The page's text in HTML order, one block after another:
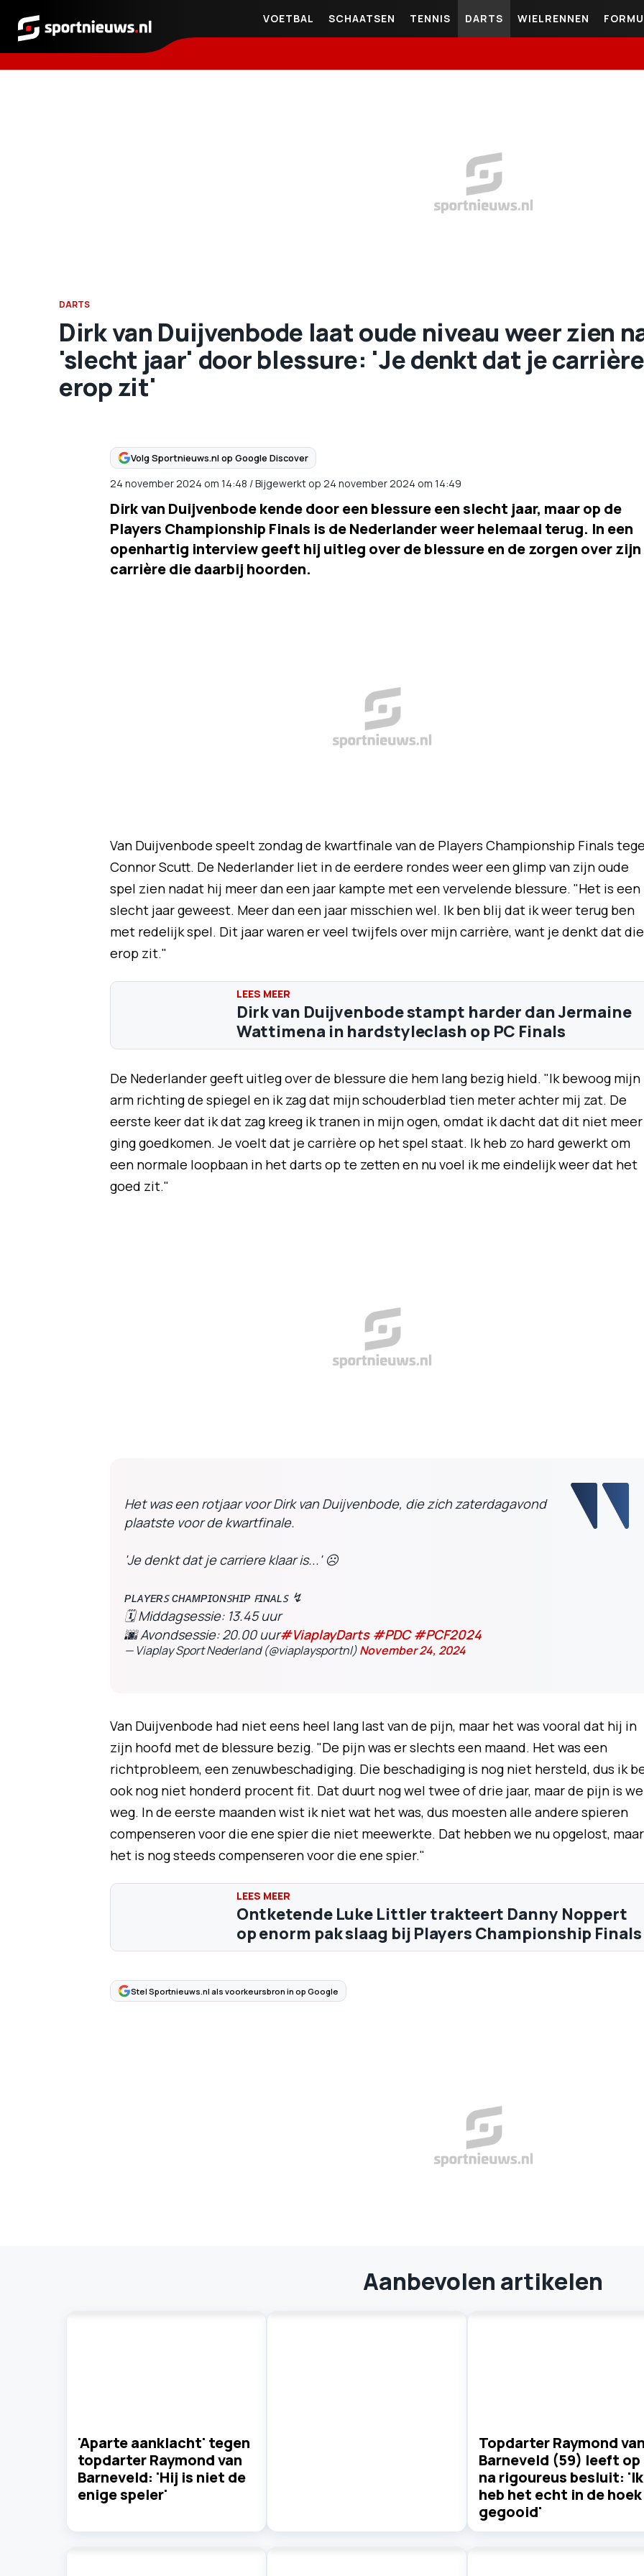
Sportnieuws.nl
VOETBAL SCHAATSEN TENNIS DARTS WIELRENNEN
DARTS
Dirk van Duijvenbode laat oude niveau weer zien
'slecht jaar' door blessure: 'Je denkt dat je carrière
erop zit'
Volg Sportnieuws.nl op Google Discover
24 november 2024 om 14:48 /Bijgewerkt op 24 november 2024 om 14:49
Dirk van Duijvenbode kende door een blessure een slecht jaar, maar op de
Players Championship Finals is de Nederlander weer helemaal terug. In een
openhartig interview geeft hij uitleg over de blessure en de zorgen over zijn
carrière die daarbij hoorden.
Van Duijvenbode speelt zondag de kwartfinale van de Players Championship Finals
Connor Scutt. De Nederlander liet in de eerdere rondes weer een glimp van zijn oude
spel zien nadat hij meer dan een jaar kampte met een vervelende blessure. "Het is een
slecht jaar geweest. Meer dan een jaar misschien wel. Ik ben blij dat ik weer terug ben
met redelijk spel. Dit jaar waren er veel twijfels over mijn carrière, want je denkt dat die
erop zit."
Dirk van Duijvenbode stampt harder dan Jermaine
Wattimena in hardstyleclash op PC Finals
De Nederlander geeft uitleg over de blessure die hem lang bezig hield. "Ik bewoog mijn
arm richting de spiegel en ik zag dat mijn schouderblad tien meter achter mij zat. De
eerste keer dat ik dat zag kreeg ik tranen in mijn ogen, omdat ik dacht dat dit niet meer
ging goedkomen. Je voelt dat je carrière op het spel staat. Ik heb zo hard gewerkt om
een normale loopbaan in het darts op te zetten en nu voel ik me eindelijk weer dat het
goed zit."
Het was een rotjaar voor Dirk van Duijvenbode, die zich zaterdagavond
plaatste voor de kwartfinale.
'Je denkt dat je carriere klaar is...' ☹️
ᴘʟᴀʏᴇʀꜱ ᴄʜᴀᴍᴘɪᴏɴꜱʜɪᴘ ꜰɪɴᴀʟꜱ ↯
🗓 Middagsessie: 13.45 uur
🌆 Avondsessie: 20.00 uur#ViaplayDarts #PDC #PCF2024
— Viaplay Sport Nederland (@viaplaysportnl)November 24, 2024
Van Duijvenbode had niet eens heel lang last van de pijn, maar het was vooral dat hij in
zijn hoofd met de blessure bezig. "De pijn was er slechts een maand. Het was een
richtprobleem, een zenuwbeschadiging. Die beschadiging is nog niet hersteld, dus ik
ook nog niet honderd procent fit. Dat duurt nog wel twee of drie jaar, maar de pijn is
weg. In de eerste maanden wist ik niet wat het was, dus moesten alle andere spieren
compenseren voor die ene spier die niet meewerkte. Dat hebben we nu opgelost, maar
het is nog steeds compenseren voor die ene spier."
Ontketende Luke Littler trakteert Danny Noppert
op enorm pak slaag bij Players Championship Finals
Stel Sportnieuws.nl als voorkeursbron in op Google
Aanbevolen artikelen
'Aparte aanklacht' tegen
topdarter Raymond van
Barneveld: 'Hij is niet de
enige speler'
Topdarter Raymond
Barneveld (59) leeft op
na rigoureus besluit: 'Ik
heb het echt in de hoek
gegooid'